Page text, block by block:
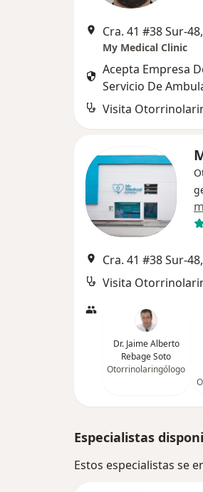
Cra. 41 #38 Sur-
My Medical Clinic
Acepta Empresa
Servicio De
Visita
Cra. 41 #38 Sur-
Visita
Dr. Jaime Alberto
Rebage Soto
Otorrinolaringólogo
Especialistas
Estos especialistas se